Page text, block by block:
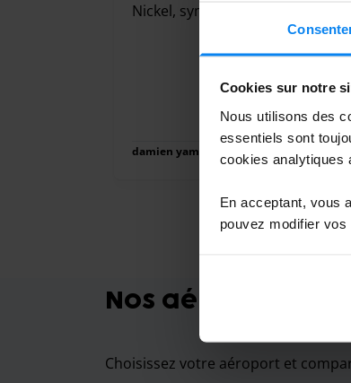
Cookies sur notre
Nous utilisons des
essentiels sont
cookies analytiques
En acceptant, vous
pouvez modifier
Nickel, sympathiques et
damien yamoum Navette extérieure
Nos aéroports
Choisissez votre aéroport et